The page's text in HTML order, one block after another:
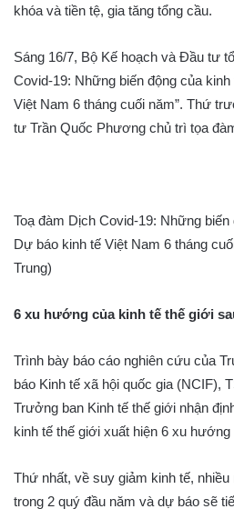
khóa và tiền tệ, gia tăng tổng cầu.
Sáng 16/7, Bộ Kế hoạch và Đầu tư
Covid-19: Những biến động của
Việt Nam 6 tháng cuối năm”. Thứ
tư Trần Quốc Phương chủ trì tọa
Toạ đàm Dịch Covid-19: Những
Dự báo kinh tế Việt Nam 6 tháng
Trung)
6 xu hướng của kinh tế thế giới
Trình bày báo cáo nghiên cứu của
báo Kinh tế xã hội quốc gia (NCIF),
Trưởng ban Kinh tế thế giới nhận
kinh tế thế giới xuất hiện 6 xu hướng
Thứ nhất, về suy giảm kinh tế,
trong 2 quý đầu năm và dự báo sẽ